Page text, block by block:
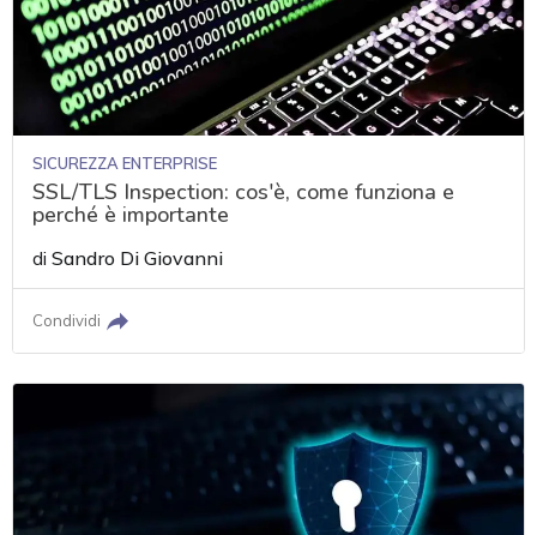
SICUREZZA ENTERPRISE
SSL/TLS Inspection: cos'è, come funziona e
perché è importante
diSandro Di Giovanni
Condividi